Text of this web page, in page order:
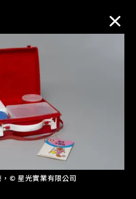
© 星光實業有限公司
藏品